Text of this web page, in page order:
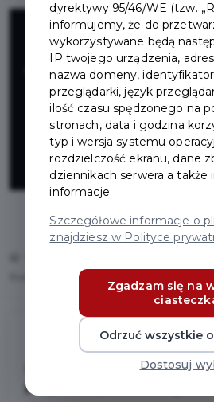
Budowa
przy ul.
Budowa kanału technologicznego przy ul.
Budowa kanału
przy ul. Dąbrowskiego
dyrektywy 95/46/WE (tzw.
informujemy, że do
wykorzystywane będą
IP twojego urządzenia,
nazwa domeny,
przeglądarki, język
ilość czasu spędzonego na
stronach, data i godzina
typ i wersja systemu
rozdzielczość ekranu, dane
dziennikach serwera a także
informacje.
Szczegółowe informacje o
znajdziesz w Polityce
Zgadzam się na
Odrzuć wszystkie
Dostosuj